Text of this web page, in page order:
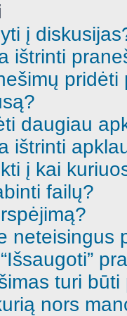
į
ištrinti
pridėti
daugiau
ištrinti
į kai
failų?
neteisingus
turi būti
nors